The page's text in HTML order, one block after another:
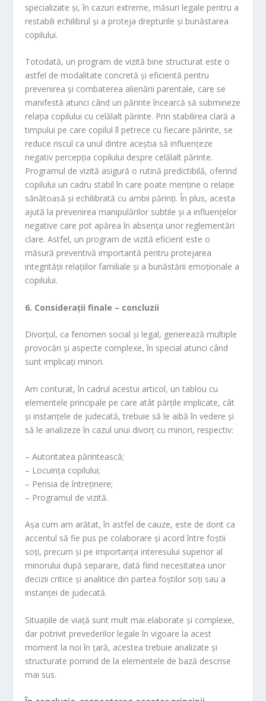
specializate și, în cazuri extreme, măsuri legale pentru a
restabili echilibrul și a proteja drepturile și bunăstarea
copilului.
Totodată, un program de vizită bine structurat este o
astfel de modalitate concretă și eficientă pentru
prevenirea și combaterea alienării parentale, care se
manifestă atunci când un părinte încearcă să submineze
relația copilului cu celălalt părinte. Prin stabilirea clară a
timpului pe care copilul îl petrece cu fiecare părinte, se
reduce riscul ca unul dintre aceștia să influențeze
negativ percepția copilului despre celălalt părinte.
Programul de vizită asigură o rutină predictibilă, oferind
copilului un cadru stabil în care poate menține o relație
sănătoasă și echilibrată cu ambii părinți. În plus, acesta
ajută la prevenirea manipulărilor subtile și a influențelor
negative care pot apărea în absența unor reglementări
clare. Astfel, un program de vizită eficient este o
măsură preventivă importantă pentru protejarea
integrității relațiilor familiale și a bunăstării emoționale a
copilului.
6. Considerații finale – concluzii
Divorțul, ca fenomen social și legal, generează multiple
provocări și aspecte complexe, în special atunci când
sunt implicați minori.
Am conturat, în cadrul acestui articol, un tablou cu
elementele principale pe care atât părțile implicate, cât
și instanțele de judecată, trebuie să le aibă în vedere și
să le analizeze în cazul unui divorț cu minori, respectiv:
– Autoritatea părintească;
– Locuința copilului;
– Pensia de întreținere;
– Programul de vizită.
Așa cum am arătat, în astfel de cauze, este de dorit ca
accentul să fie pus pe colaborare și acord între foștii
soți, precum și pe importanța interesului superior al
minorului după separare, dată fiind necesitatea unor
decizii critice și analitice din partea foștilor soți sau a
instanței de judecată.
Situațiile de viață sunt mult mai elaborate și complexe,
dar potrivit prevederilor legale în vigoare la acest
moment la noi în țară, acestea trebuie analizate și
structurate pornind de la elementele de bază descrise
mai sus.